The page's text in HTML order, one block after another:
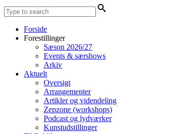
Forside
Forestillinger
Sæson 2026/27
Events & særshows
Arkiv
Aktuelt
Oversigt
Arrangementer
Artikler og videndeling
Zepzone (workshops)
Podcast og lydværker
Kunstudstillinger